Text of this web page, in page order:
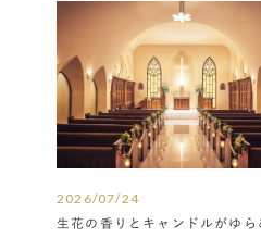
2026/07/24
生花の香りとキャンドルがゆら